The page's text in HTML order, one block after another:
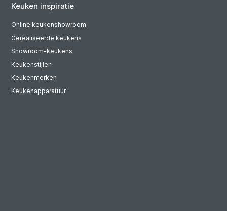
Keuken inspiratie
Online keukenshowroom
Gerealiseerde keukens
Showroom-keukens
Keukenstijlen
Keukenmerken
Keukenapparatuur